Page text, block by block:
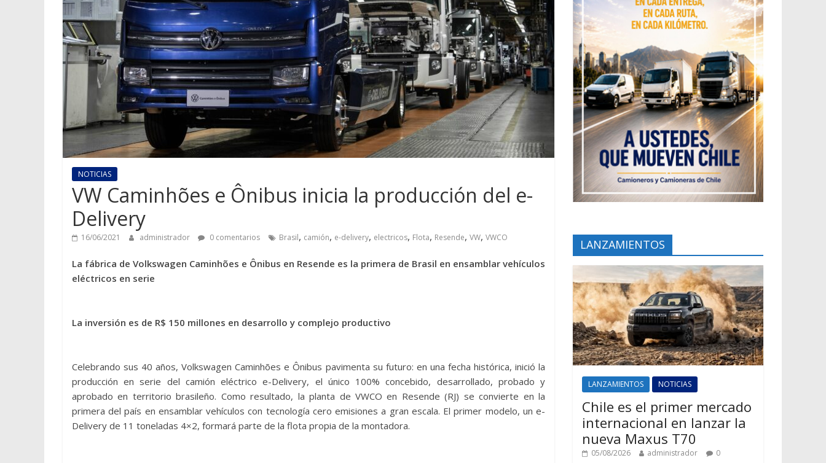
NOTICIAS
VW Caminhões e Ônibus inicia la producción del e-
Delivery
16/06/2021 administrador 0 comentarios Brasil, camión, e-delivery, electricos, Flota, Resende, VW, VWCO
La fábrica de Volkswagen Caminhões e Ônibus en Resende es la primera de Brasil en ensamblar vehículos
eléctricos en serie
La inversión es de R$ 150 millones en desarrollo y complejo productivo
Celebrando sus 40 años, Volkswagen Caminhões e Ônibus pavimenta su futuro: en una fecha histórica, inició la
producción en serie del camión eléctrico e-Delivery, el único 100% concebido, desarrollado, probado y
aprobado en territorio brasileño. Como resultado, la planta de VWCO en Resende (RJ) se convierte en la
primera del país en ensamblar vehículos con tecnología cero emisiones a gran escala. El primer modelo, un e-
Delivery de 11 toneladas 4×2, formará parte de la flota propia de la montadora.
LANZAMIENTOS
LANZAMIENTOS NOTICIAS
Chile es el primer mercado
internacional en lanzar la
nueva Maxus T70
05/08/2026 administrador 0